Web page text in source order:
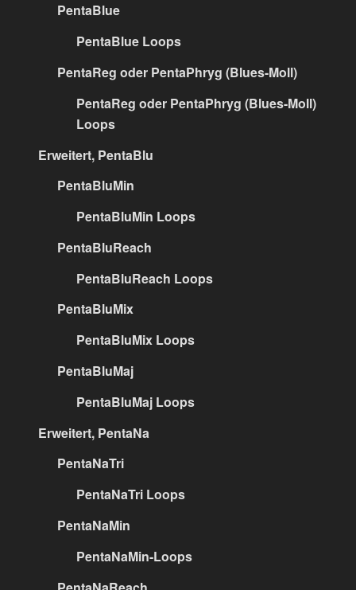
PentaBlue
PentaBlue Loops
PentaReg oder PentaPhryg (Blues-Moll)
PentaReg oder PentaPhryg (Blues-Moll)
Loops
Erweitert, PentaBlu
PentaBluMin
PentaBluMin Loops
PentaBluReach
PentaBluReach Loops
PentaBluMix
PentaBluMix Loops
PentaBluMaj
PentaBluMaj Loops
Erweitert, PentaNa
PentaNaTri
PentaNaTri Loops
PentaNaMin
PentaNaMin-Loops